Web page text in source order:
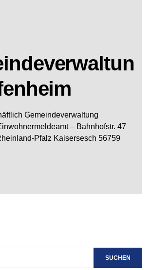
Gemeindeverwaltung
– Bahnhofstr. 47
Pfalz Kaisersesch 56759
SUCHEN